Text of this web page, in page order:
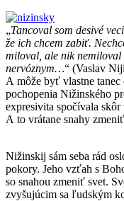
„Tancoval som desivé
že ich chcem zabiť.
miloval, ale nik nemiloval
nervóznym…“ (Vaslav
A môže byť vlastne
pochopenia Nižinského
expresivita spočívala
A to vrátane snahy
Nižinskij sám seba rád
pokory. Jeho vzťah s
so snahou zmeniť svet.
zvyšujúcim sa ľudským